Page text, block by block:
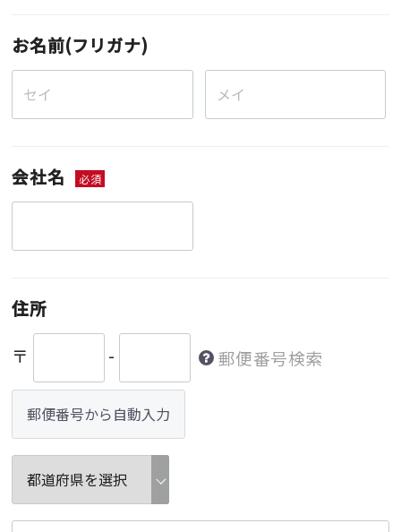
お名前(フリガナ)
会社名 必須
住所
〒
- 郵便番号検索
郵便番号から自動入力